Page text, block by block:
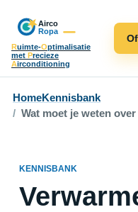
Ruimte-Optimalisatie
met Precieze
Airconditioning
HomeKennisbank
Wat moet je weten
KENNISBANK